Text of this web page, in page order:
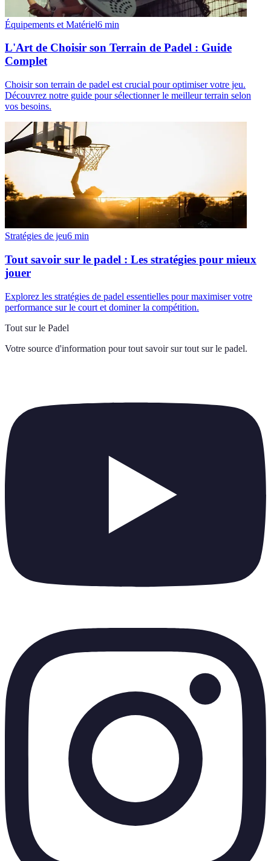
Équipements et Matériel6 min
L'Art de Choisir son Terrain de Padel : Guide
Complet
Choisir son terrain de padel est crucial pour optimiser votre jeu.
Découvrez notre guide pour sélectionner le meilleur terrain selon
vos besoins.
Stratégies de jeu6 min
Tout savoir sur le padel : Les stratégies pour mieux
jouer
Explorez les stratégies de padel essentielles pour maximiser votre
performance sur le court et dominer la compétition.
Tout sur le Padel
Votre source d'information pour tout savoir sur tout sur le padel.